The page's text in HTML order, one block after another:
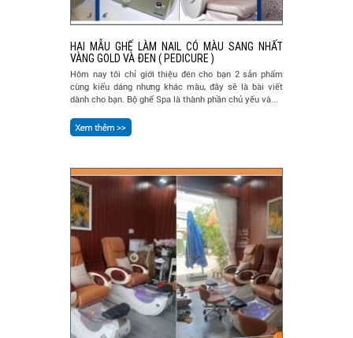
HAI MẪU GHẾ LÀM NAIL CÓ MÀU SANG NHẤT
VÀNG GOLD VÀ ĐEN ( PEDICURE )
Hôm nay tôi chỉ giới thiệu đén cho bạn 2 sản phẩm
cùng kiểu dáng nhưng khác màu, đây sẽ là bài viết
dành cho bạn. Bộ ghế Spa là thành phần chủ yếu và...